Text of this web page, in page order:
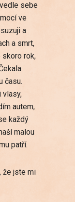
sebe
ve
a
a smrt,
skoro rok,
času.
vlasy,
autem,
každý
malou
patří.
že jste mi